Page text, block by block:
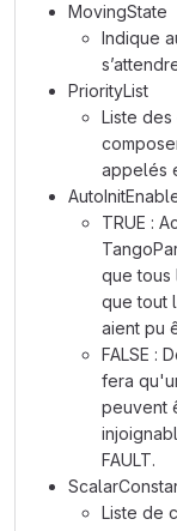
MovingState
Indique
PriorityList
Liste
appelés
TRUE :
que tous
que tout
aient pu
FALSE :
fera
peuvent
FAULT.
Liste de